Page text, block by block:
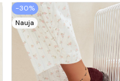
−30%
Nauja